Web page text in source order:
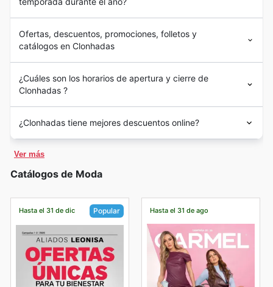
Ofertas, descuentos, promociones, folletos y
catálogos en Clonhadas
¿Cuáles son los horarios de apertura y cierre de
Clonhadas ?
¿Clonhadas tiene mejores descuentos online?
Ver más
Catálogos de Moda
Hasta el 31 de dic Popular Hasta el 31 de ago